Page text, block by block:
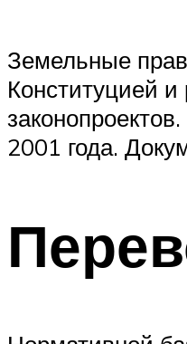
Земельные
Конституцией
2001 года.